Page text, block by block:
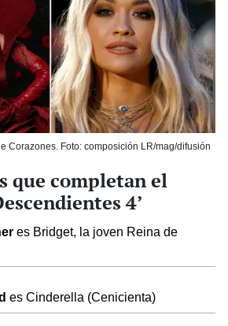
Corazones. Foto: composición LR/mag/difusión
que completan el
4’
es Bridget, la joven Reina de
es Cinderella (Cenicienta)